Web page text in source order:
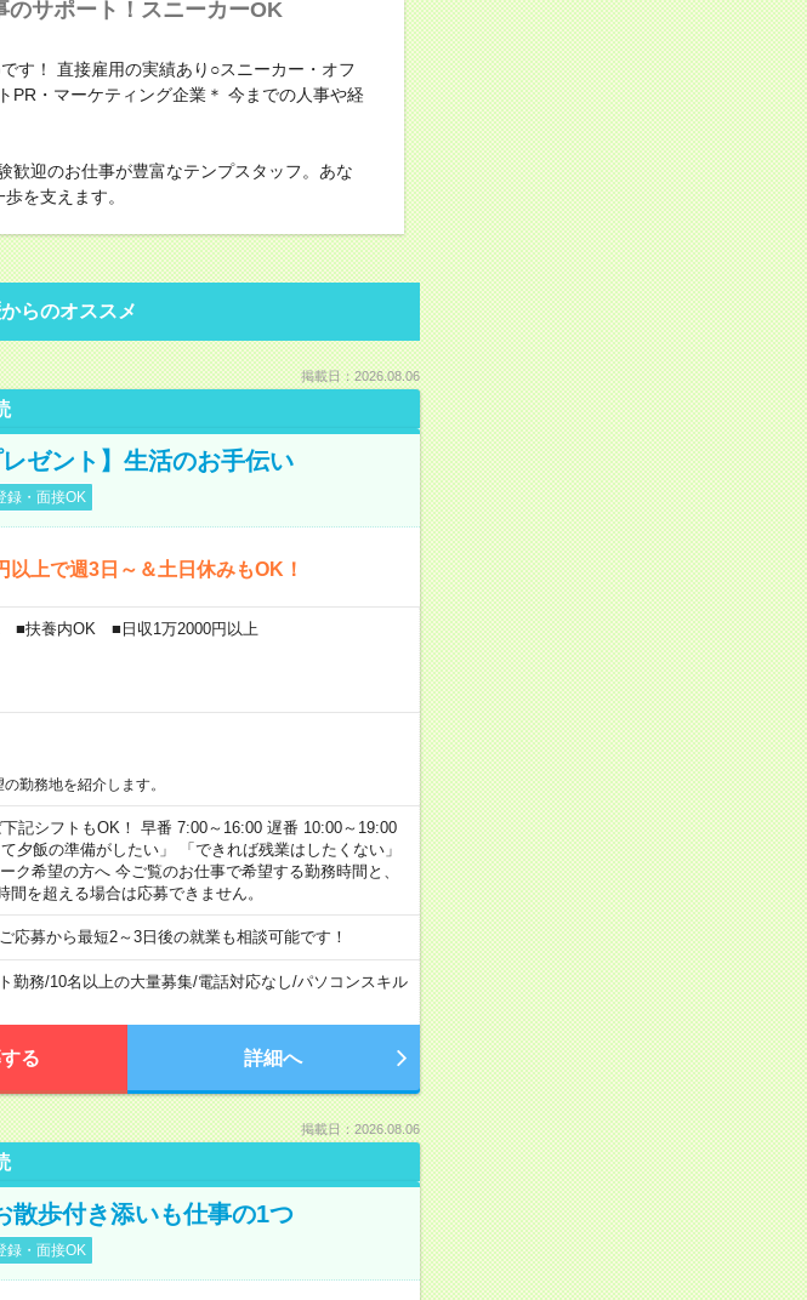
サポート！スニーカーOK
す！ 直接雇用の実績あり○スニーカー・オフ
PR・マーケティング企業＊ 今までの人事や経
歓迎のお仕事が豊富なテンプスタッフ。あな
を支えます。
らのオススメ
掲載日：2026.08.06
ゼント】生活のお手伝い
録・面接OK
上で週3日～＆土日休みもOK！
■扶養内OK ■日収1万2000円以上
勤務地を紹介します。
記シフトもOK！ 早番 7:00～16:00 遅番 10:00～19:00
夕飯の準備がしたい」 「できれば残業はしたくない」
希望の方へ 今ご覧のお仕事で希望する勤務時間と、
を超える場合は応募できません。
募から最短2～3日後の就業も相談可能です！
勤務/10名以上の大量募集/電話対応なし/パソコンスキル
る 詳細へ
掲載日：2026.08.06
散歩付き添いも仕事の1つ
録・面接OK